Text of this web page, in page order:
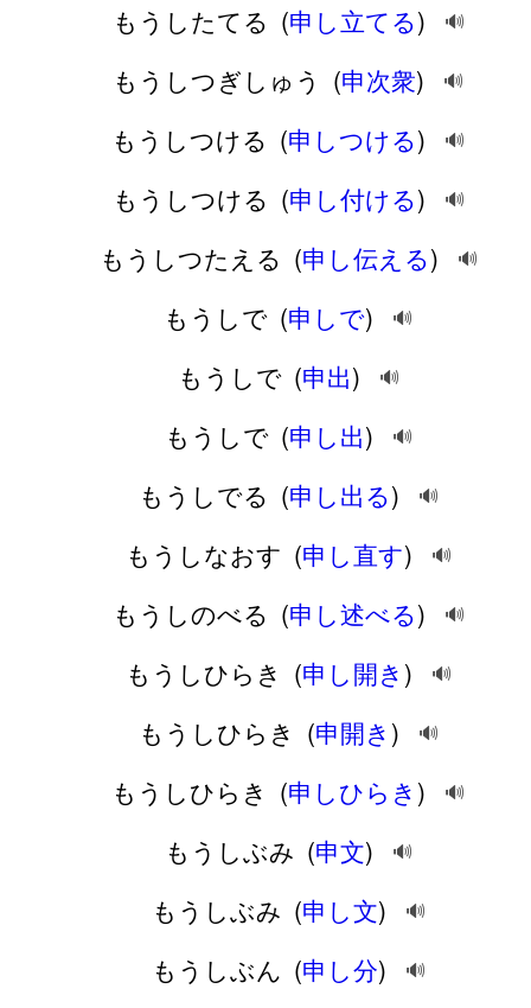
もうしたてる (申し立てる) 🔊
もうしつぎしゅう (申次衆) 🔊
もうしつける (申しつける) 🔊
もうしつける (申し付ける) 🔊
もうしつたえる (申し伝える) 🔊
もうしで (申しで) 🔊
もうしで (申出) 🔊
もうしで (申し出) 🔊
もうしでる (申し出る) 🔊
もうしなおす (申し直す) 🔊
もうしのべる (申し述べる) 🔊
もうしひらき (申し開き ) 🔊
もうしひらき (申開き ) 🔊
もうしひらき (申しひらき ) 🔊
もうしぶみ (申文) 🔊
もうしぶみ (申し文) 🔊
もうしぶん (申し分) 🔊